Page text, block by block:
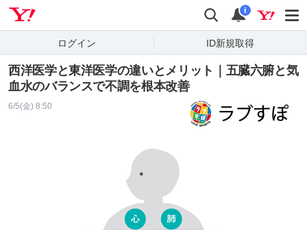
検索 通知
i
ログイン ID新規取得
西洋医学と東洋医学の違いとメリット｜五臓六腑と気
血水のバランスで不調を根本改善
6/5(金) 8:50